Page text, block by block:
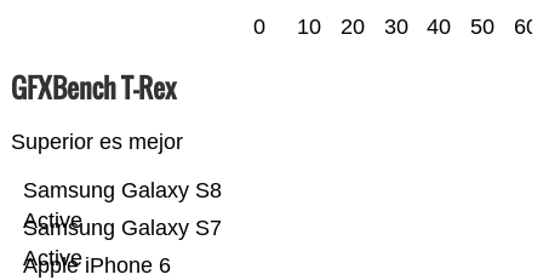
0 10 20 30 40 50 60
GFXBench T-Rex
Superior es mejor
Apple iPhone 6
Samsung Galaxy S7
Active
Samsung Galaxy S8
Active